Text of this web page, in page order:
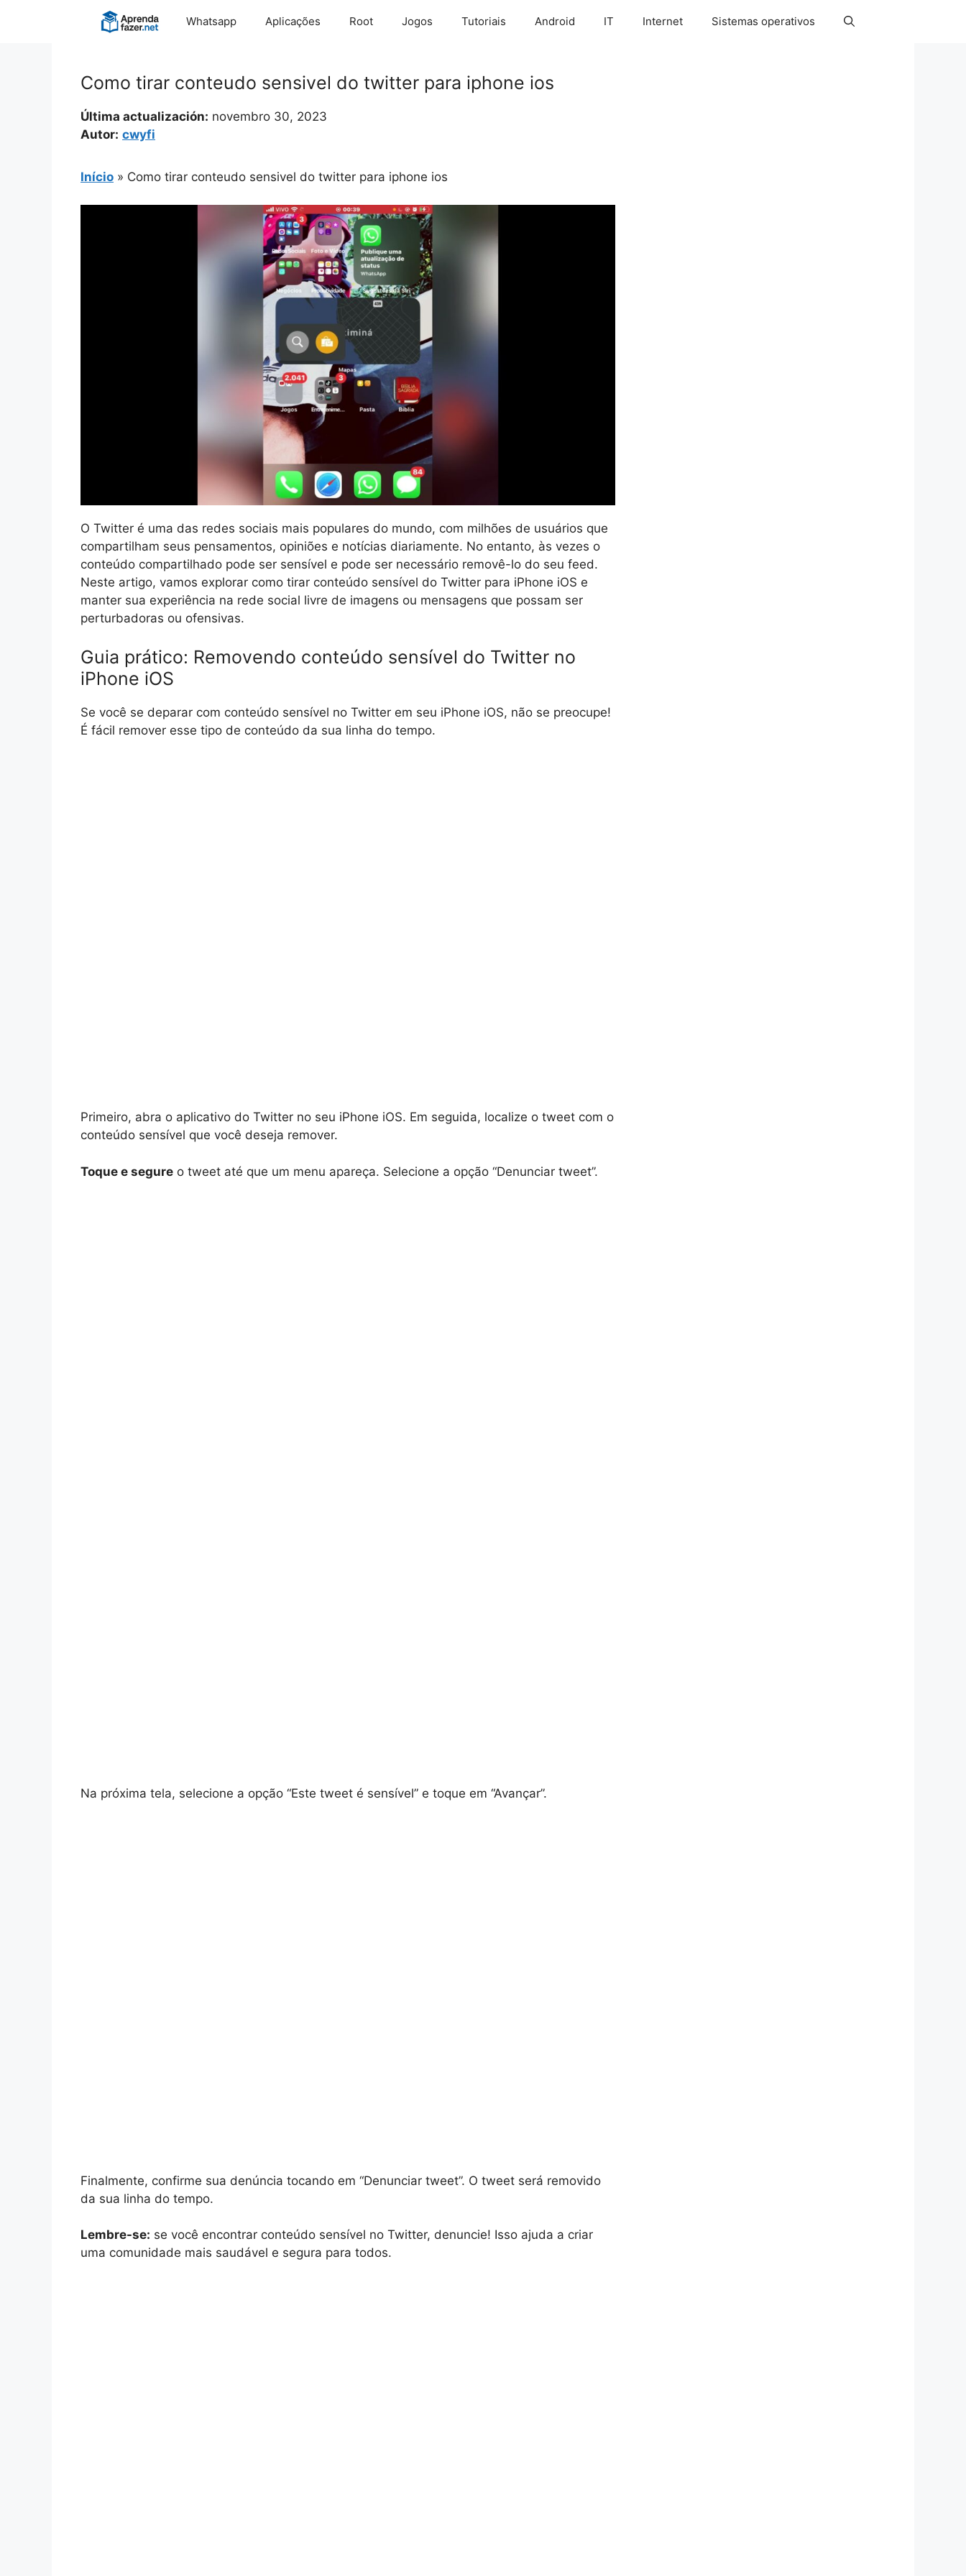
Whatsapp Aplicações Root Jogos Tutoriais Android IT Internet Sistemas operativos
Como tirar conteudo sensivel do twitter para iphone ios
Última actualización: novembro 30, 2023
Autor: cwyfi
Início » Como tirar conteudo sensivel do twitter para iphone ios
O Twitter é uma das redes sociais mais populares do mundo, com milhões de usuários que
compartilham seus pensamentos, opiniões e notícias diariamente. No entanto, às vezes o
conteúdo compartilhado pode ser sensível e pode ser necessário removê-lo do seu feed.
Neste artigo, vamos explorar como tirar conteúdo sensível do Twitter para iPhone iOS e
manter sua experiência na rede social livre de imagens ou mensagens que possam ser
perturbadoras ou ofensivas.
Guia prático: Removendo conteúdo sensível do Twitter no
iPhone iOS
Se você se deparar com conteúdo sensível no Twitter em seu iPhone iOS, não se preocupe!
É fácil remover esse tipo de conteúdo da sua linha do tempo.
Primeiro, abra o aplicativo do Twitter no seu iPhone iOS. Em seguida, localize o tweet com o
conteúdo sensível que você deseja remover.
Toque e segure o tweet até que um menu apareça. Selecione a opção “Denunciar tweet”.
Na próxima tela, selecione a opção “Este tweet é sensível” e toque em “Avançar”.
Finalmente, confirme sua denúncia tocando em “Denunciar tweet”. O tweet será removido
da sua linha do tempo.
Lembre-se: se você encontrar conteúdo sensível no Twitter, denuncie! Isso ajuda a criar
uma comunidade mais saudável e segura para todos.